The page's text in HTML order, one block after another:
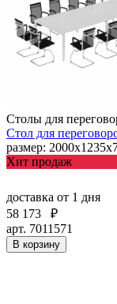
Столы для
Стол для
размер:
Хит продаж
доставка от 1 дня
58 173
₽
арт. 7011571
В корзину